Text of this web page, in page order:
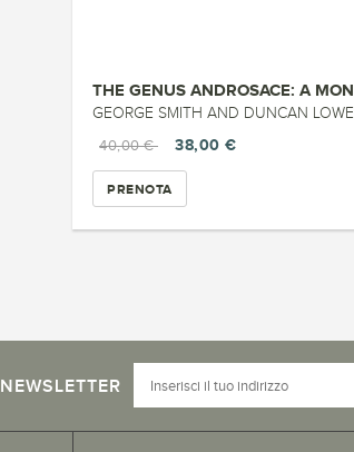
GEORGE SMITH AND DUNCAN LOWE (1997)
40,00 €
38,00 €
PRENOTA
NEWSLETTER